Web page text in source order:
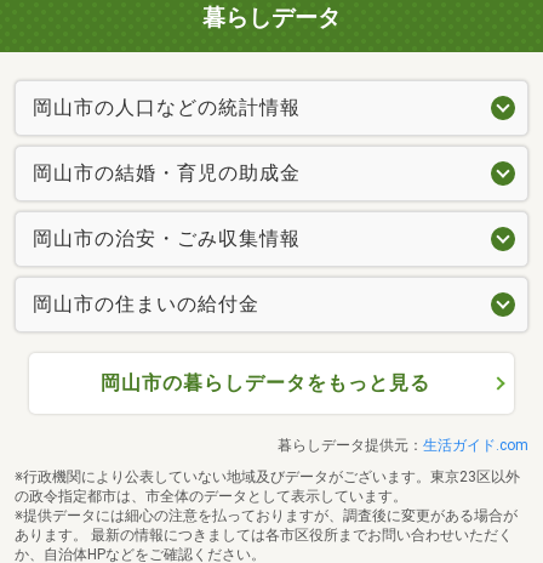
暮らしデータ
岡山市の人口などの統計情報
岡山市の結婚・育児の助成金
岡山市の治安・ごみ収集情報
岡山市の住まいの給付金
岡山市の暮らしデータをもっと見る
暮らしデータ提供元： 生活ガイド.com
※行政機関により公表していない地域及びデータがございます。東京23区以外
の政令指定都市は、市全体のデータとして表示しています。
※提供データには細心の注意を払っておりますが、調査後に変更がある場合が
あります。 最新の情報につきましては各市区役所までお問い合わせいただく
か、自治体HPなどをご確認ください。